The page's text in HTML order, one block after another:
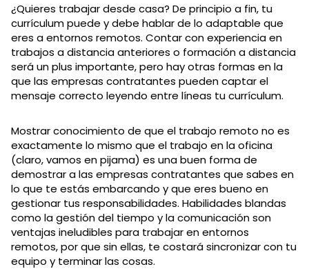
¿Quieres trabajar desde casa? De principio a fin, tu
currículum puede y debe hablar de lo adaptable que
eres a entornos remotos. Contar con experiencia en
trabajos a distancia anteriores o formación a distancia
será un plus importante, pero hay otras formas en la
que las empresas contratantes pueden captar el
mensaje correcto leyendo entre líneas tu currículum.
Mostrar conocimiento de que el trabajo remoto no es
exactamente lo mismo que el trabajo en la oficina
(claro, vamos en pijama) es una buen forma de
demostrar a las empresas contratantes que sabes en
lo que te estás embarcando y que eres bueno en
gestionar tus responsabilidades. Habilidades blandas
como la gestión del tiempo y la comunicación son
ventajas ineludibles para trabajar en entornos
remotos, por que sin ellas, te costará sincronizar con tu
equipo y terminar las cosas.